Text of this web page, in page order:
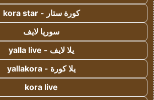
كورة ستار - kora star
سوريا لايف
يلا لايف - yalla live
يلا كورة - yallakora
kora live